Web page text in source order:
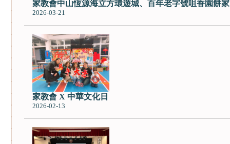
家教會中山恆源海立方環遊城、百年老字號咀香園餅
2026-03-21
家教會 X 中華文化日
2026-02-13